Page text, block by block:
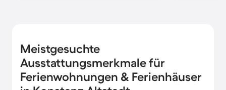
Meistgesuchte
Ausstattungsmerkmale für
Ferienwohnungen & Ferienhäuser